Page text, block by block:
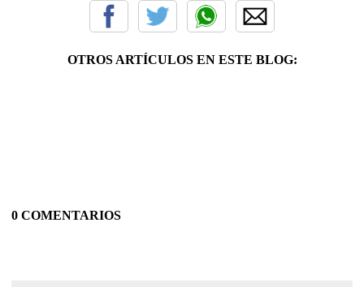
OTROS ARTÍCULOS EN ESTE BLOG:
0 COMENTARIOS